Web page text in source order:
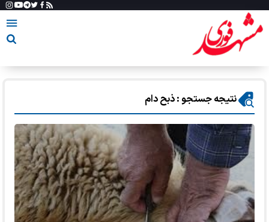
نتیجه جستجو : ذبح دام